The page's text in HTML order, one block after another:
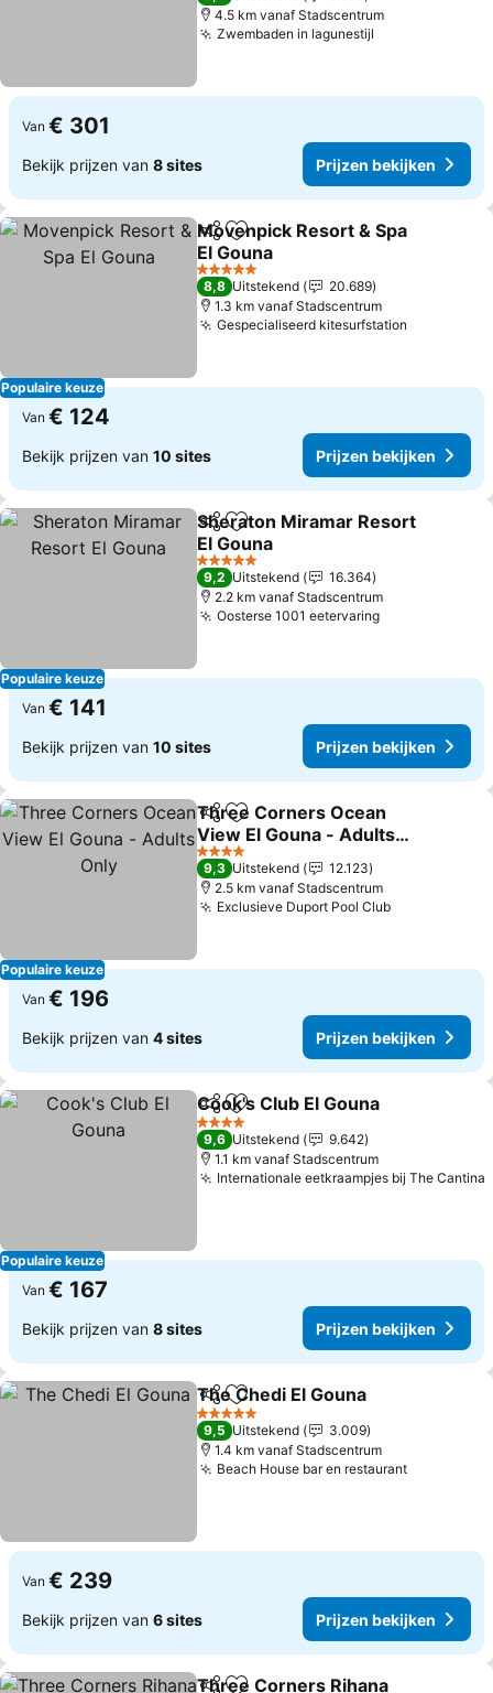
4.5 km vanaf Stadscentrum
Zwembaden in lagunestijl
Van € 301
Bekijk prijzen van 8 sites Prijzen bekijken
Populaire keuze
DelenToevoegen aan favorieten
Movenpick Resort & Spa
El Gouna
Prijzen bekijken
5 Sterren
8,8 Uitstekend
20.689
1.3 km vanaf Stadscentrum
Gespecialiseerd kitesurfstation
Van € 124
Bekijk prijzen van 10 sites Prijzen bekijken
Populaire keuze
DelenToevoegen aan favorieten
Sheraton Miramar Resort
El Gouna
Prijzen bekijken
5 Sterren
9,2 Uitstekend
16.364
2.2 km vanaf Stadscentrum
Oosterse 1001 eetervaringPrijzen
Van € 141
Bekijk prijzen van 10 sites Prijzen bekijken
Populaire keuze
DelenToevoegen aan favorieten
Three Corners Ocean
View El Gouna - Adults
Only
Prijzen bekijken
4 Sterren
9,3 Uitstekend
12.123
2.5 km vanaf Stadscentrum
Exclusieve Duport Pool ClubPrijzen
Van € 196
Bekijk prijzen van 4 sites Prijzen bekijken
Populaire keuze
DelenToevoegen aan favorieten
Cook's Club El Gouna
4 Sterren
9,6 Uitstekend
9.642
1.1 km vanaf Stadscentrum
Internationale eetkraampjes bij The Cantina
Van € 167
Bekijk prijzen van 8 sites Prijzen bekijken
DelenToevoegen aan favorieten
The Chedi El Gouna
5 Sterren
9,5 Uitstekend
3.009
1.4 km vanaf Stadscentrum
Beach House bar en restaurantPrijzen
Van € 239
Bekijk prijzen van 6 sites Prijzen bekijken
Three Corners Rihana